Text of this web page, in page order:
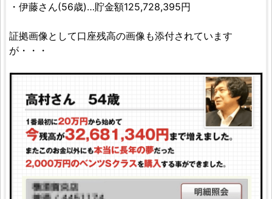
・伊藤さん(56歳)…貯金額125,728,395円
証拠画像として口座残高の画像も添付されています
が・・・